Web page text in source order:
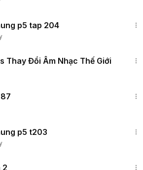
p5 tap 204
Nhóm Nhạc Beatles Thay Đổi Âm Nhạc Thế Giới
p5 t203
2